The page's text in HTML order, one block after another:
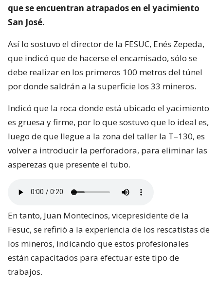
que se encuentran atrapados en el yacimiento
San José.
Así lo sostuvo el director de la FESUC, Enés Zepeda,
que indicó que de hacerse el encamisado, sólo se
debe realizar en los primeros 100 metros del túnel
por donde saldrán a la superficie los 33 mineros.
Indicó que la roca donde está ubicado el yacimiento
es gruesa y firme, por lo que sostuvo que lo ideal es,
luego de que llegue a la zona del taller la T–130, es
volver a introducir la perforadora, para eliminar las
asperezas que presente el tubo.
En tanto, Juan Montecinos, vicepresidente de la
Fesuc, se refirió a la experiencia de los rescatistas de
los mineros, indicando que estos profesionales
están capacitados para efectuar este tipo de
trabajos.